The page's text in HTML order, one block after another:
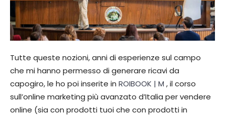
Tutte queste nozioni, anni di esperienze sul campo
che mi hanno permesso di generare ricavi da
capogiro, le ho poi inserite in ROIBOOK | M , il corso
sull’online marketing più avanzato d’Italia per vendere
online (sia con prodotti tuoi che con prodotti in